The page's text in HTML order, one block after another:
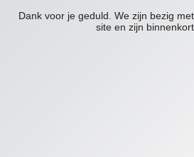
Dank voor je geduld. We zijn bezig
site en zijn binnenkort